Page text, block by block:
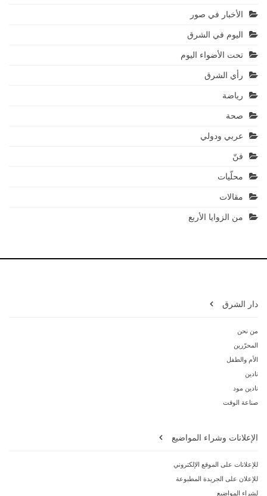
الأخبار في صور
اليوم في الشرق
تحت الأضواء اليوم
رأي الشرق
رياضة
صحة
عربي ودولي
فنّ
محلّيات
مقالات
من الزوايا الأربع
دار الشرق
من نحن
المحرّرين
الأم والطفل
نادين
نادين مود
صناعة الوقت
الإعلانات وشراء المواضيع
للإعلانات على الموقع الإلكتروني
للإعلان على الجريدة المطبوعة
لشراء المواضيع